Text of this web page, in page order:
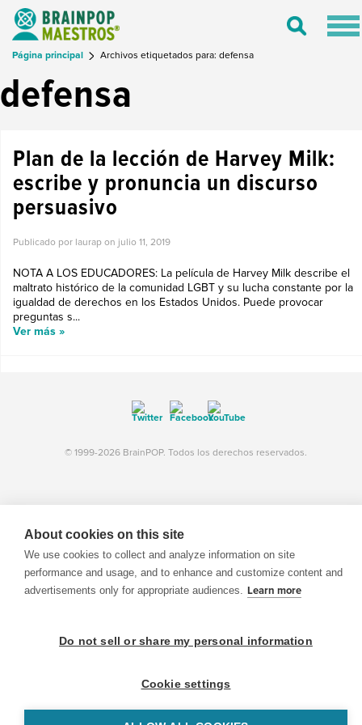
Toggle
Página principal Archivos etiquetados para: defensa
defensa
Plan de la lección de Harvey Milk:
escribe y pronuncia un discurso
persuasivo
Publicado por laurap on julio 11, 2019
NOTA A LOS EDUCADORES: La película de Harvey Milk describe el
maltrato histórico de la comunidad LGBT y su lucha constante por la
igualdad de derechos en los Estados Unidos. Puede provocar
preguntas s...
Ver más »
© 1999-2026 BrainPOP. Todos los derechos reservados.
About cookies on this site
We use cookies to collect and analyze information on site
performance and usage, and to enhance and customize content and
advertisements only for appropriate audiences. Learn more
Do not sell or share my personal information
Cookie settings